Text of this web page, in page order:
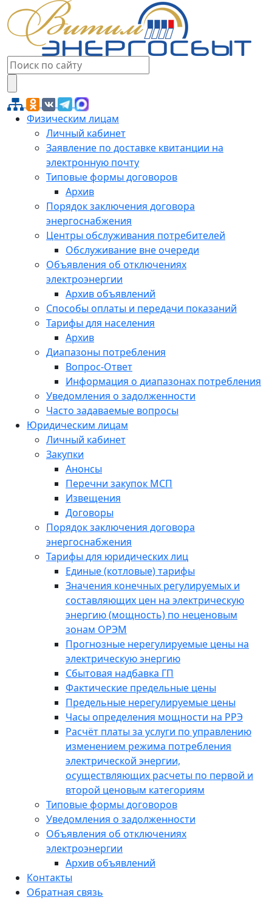
Физическим лицам
Личный кабинет
Заявление по доставке квитанции на
электронную почту
Типовые формы договоров
Архив
Порядок заключения договора
энергоснабжения
Центры обслуживания потребителей
Обслуживание вне очереди
Объявления об отключениях
электроэнергии
Архив объявлений
Способы оплаты и передачи показаний
Тарифы для населения
Архив
Диапазоны потребления
Вопрос-Ответ
Информация о диапазонах потребления
Уведомления о задолженности
Часто задаваемые вопросы
Юридическим лицам
Личный кабинет
Закупки
Анонсы
Перечни закупок МСП
Извещения
Договоры
Порядок заключения договора
энергоснабжения
Тарифы для юридических лиц
Единые (котловые) тарифы
Значения конечных регулируемых и
составляющих цен на электрическую
энергию (мощность) по неценовым
зонам ОРЭМ
Прогнозные нерегулируемые цены на
электрическую энергию
Сбытовая надбавка ГП
Фактические предельные цены
Предельные нерегулируемые цены
Часы определения мощности на РРЭ
Расчёт платы за услуги по управлению
изменением режима потребления
электрической энергии,
осуществляющих расчеты по первой и
второй ценовым категориям
Типовые формы договоров
Уведомления о задолженности
Объявления об отключениях
электроэнергии
Архив объявлений
Контакты
Обратная связь